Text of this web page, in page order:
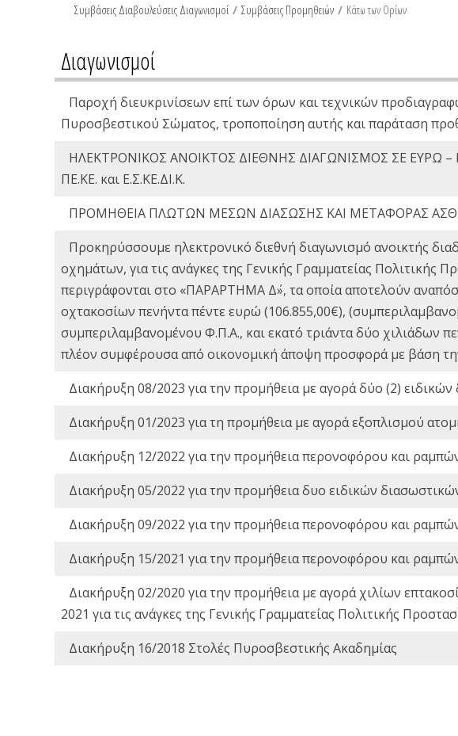
Συμβάσεις Διαβουλεύσεις Διαγωνισμοί / Συμβάσεις Προμηθειών / Κάτω των Ορίων
Διαγωνισμοί
Παροχή διευκρινίσεων επί των όρων και τεχνικών
Πυροσβεστικού Σώματος, τροποποίηση αυτής και παράταση
ΗΛΕΚΤΡΟΝΙΚΟΣ ΑΝΟΙΚΤΟΣ ΔΙΕΘΝΗΣ ΔΙΑΓΩΝΙΣΜΟΣ ΣΕ ΕΥΡΩ
ΠΕ.ΚΕ. και Ε.Σ.ΚΕ.ΔΙ.Κ.
ΠΡΟΜΗΘΕΙΑ ΠΛΩΤΩΝ ΜΕΣΩΝ ΔΙΑΣΩΣΗΣ ΚΑΙ ΜΕΤΑΦΟΡΑΣ
Προκηρύσσουμε ηλεκτρονικό διεθνή διαγωνισμό ανοικτής
οχημάτων, για τις ανάγκες της Γενικής Γραμματείας
περιγράφονται στο «ΠΑΡΑΡΤΗΜΑ Δ΄», τα οποία αποτελούν
οχτακοσίων πενήντα πέντε ευρώ (106.855,00€),
συμπεριλαμβανομένου Φ.Π.Α., και εκατό τριάντα δύο χιλιάδων
πλέον συμφέρουσα από οικονομική άποψη προσφορά με βάση
Διακήρυξη 08/2023 για την προμήθεια με αγορά δύο (2)
Διακήρυξη 01/2023 για τη προμήθεια με αγορά εξοπλισμού
Διακήρυξη 12/2022 για την προμήθεια περονοφόρου και
Διακήρυξη 05/2022 για την προμήθεια δυο ειδικών
Διακήρυξη 09/2022 για την προμήθεια περονοφόρου και
Διακήρυξη 15/2021 για την προμήθεια περονοφόρου και
Διακήρυξη 02/2020 για την προμήθεια με αγορά χιλίων
2021 για τις ανάγκες της Γενικής Γραμματείας Πολιτικής
Διακήρυξη 16/2018 Στολές Πυροσβεστικής Ακαδημίας